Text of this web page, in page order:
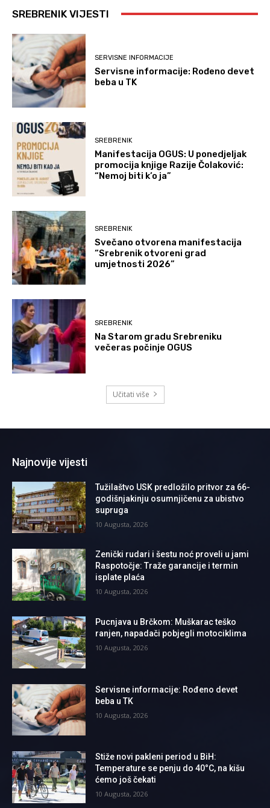
SREBRENIK VIJESTI
SERVISNE INFORMACIJE
Servisne informacije: Rođeno devet
beba u TK
SREBRENIK
Manifestacija OGUS: U ponedjeljak
promocija knjige Razije Čolaković:
“Nemoj biti k’o ja”
SREBRENIK
Svečano otvorena manifestacija
“Srebrenik otvoreni grad
umjetnosti 2026”
SREBRENIK
Na Starom gradu Srebreniku
večeras počinje OGUS
Učitati više
Najnovije vijesti
Tužilaštvo USK predložilo pritvor za 66-
godišnjakinju osumnjičenu za ubistvo
supruga
10 Augusta, 2026
Zenički rudari i šestu noć proveli u jami
Raspotočje: Traže garancije i termin
isplate plaća
10 Augusta, 2026
Pucnjava u Brčkom: Muškarac teško
ranjen, napadači pobjegli motociklima
10 Augusta, 2026
Servisne informacije: Rođeno devet
beba u TK
10 Augusta, 2026
Stiže novi pakleni period u BiH:
Temperature se penju do 40°C, na kišu
ćemo još čekati
10 Augusta, 2026